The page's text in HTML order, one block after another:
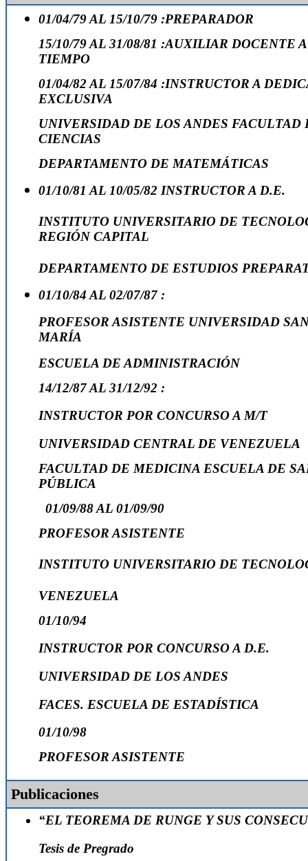
01/04/79 AL 15/10/79 :PREPARADOR
15/10/79 AL 31/08/81 :AUXILIAR DOCENTE
TIEMPO
01/04/82 AL 15/07/84 :INSTRUCTOR A
EXCLUSIVA
UNIVERSIDAD DE LOS ANDES FACULTAD
CIENCIAS
DEPARTAMENTO DE MATEMÁTICAS
01/10/81 AL 10/05/82 INSTRUCTOR A D.E.
INSTITUTO UNIVERSITARIO DE
REGIÓN CAPITAL
DEPARTAMENTO DE ESTUDIOS
01/10/84 AL 02/07/87 :
PROFESOR ASISTENTE UNIVERSIDAD
MARÍA
ESCUELA DE ADMINISTRACIÓN
14/12/87 AL 31/12/92 :
INSTRUCTOR POR CONCURSO A M/T
UNIVERSIDAD CENTRAL DE VENEZUELA
FACULTAD DE MEDICINA ESCUELA DE
PÚBLICA
01/09/88 AL 01/09/90
PROFESOR ASISTENTE
INSTITUTO UNIVERSITARIO DE
VENEZUELA
01/10/94
INSTRUCTOR POR CONCURSO A D.E.
UNIVERSIDAD DE LOS ANDES
FACES. ESCUELA DE ESTADÍSTICA
01/10/98
PROFESOR ASISTENTE
Publicaciones
“EL TEOREMA DE RUNGE Y SUS
Tesis de Pregrado